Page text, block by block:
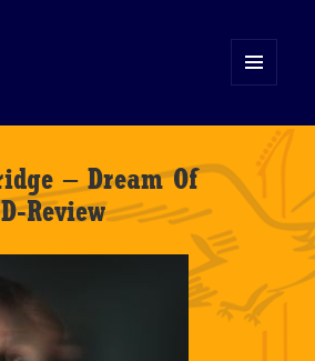
WIDGETS
– Dream Of
Review